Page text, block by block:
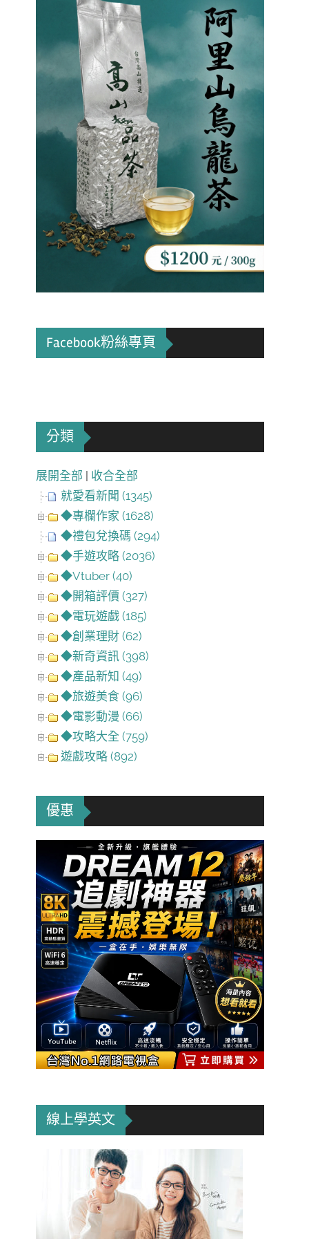
Facebook粉絲專頁
分類
展開全部 | 收合全部
就愛看新聞 (1345)
◆專欄作家 (1628)
◆禮包兌換碼 (294)
◆手遊攻略 (2036)
◆Vtuber (40)
◆開箱評價 (327)
◆電玩遊戲 (185)
◆創業理財 (62)
◆新奇資訊 (398)
◆產品新知 (49)
◆旅遊美食 (96)
◆電影動漫 (66)
◆攻略大全 (759)
遊戲攻略 (892)
優惠
線上學英文